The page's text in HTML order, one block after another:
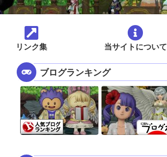
リンク集 当サイトについて
ブログランキング